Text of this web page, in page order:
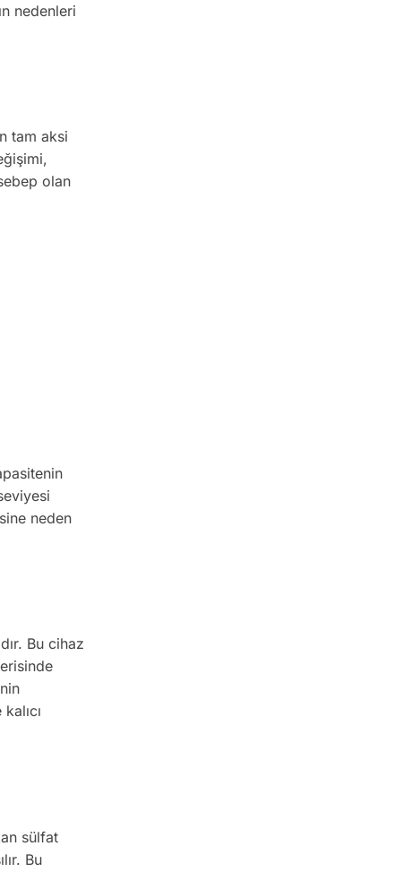
nedenleri
tam aksi
olan
neden
Bu cihaz
sülfat
Bu